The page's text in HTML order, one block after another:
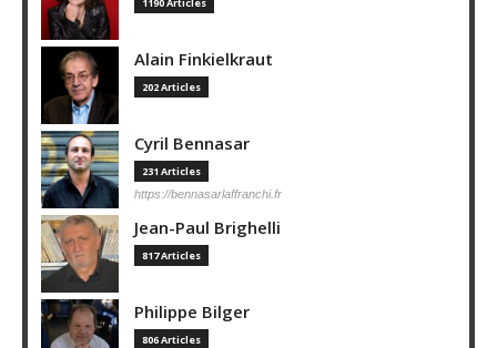
Alain Finkielkraut
202 Articles
Cyril Bennasar
231 Articles
https://bennasarlaffranchi.fr
Jean-Paul Brighelli
817 Articles
Philippe Bilger
806 Articles